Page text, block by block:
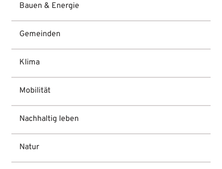
Bauen & Energie
Gemeinden
Klima
Mobilität
Nachhaltig leben
Natur